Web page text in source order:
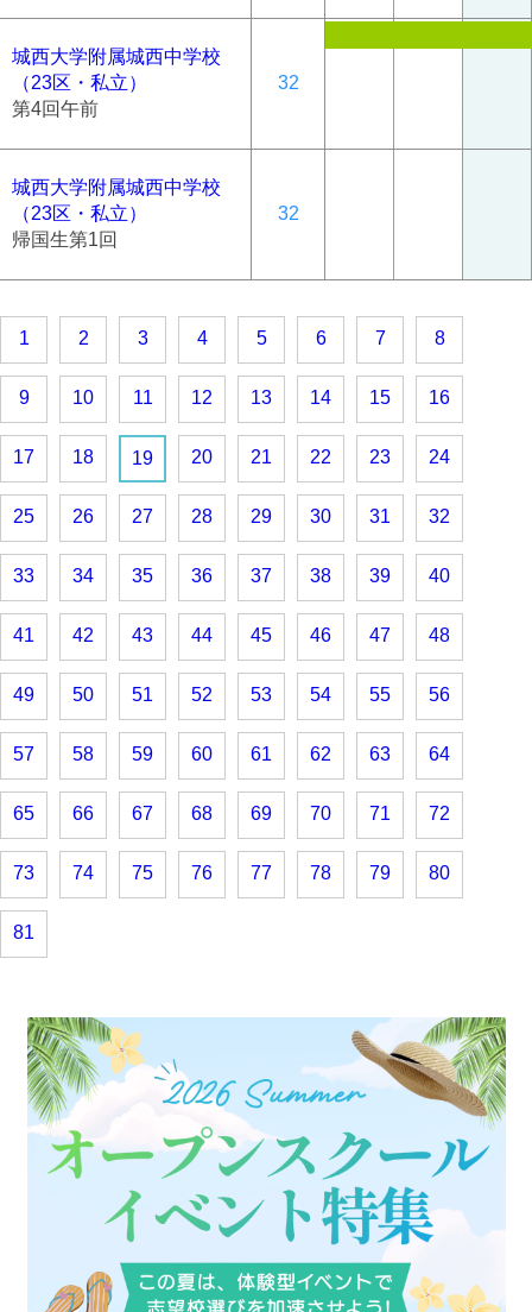
城西大学附属城西中学校
（23区・私立）
第4回午前
32
城西大学附属城西中学校
（23区・私立）
帰国生第1回
32
1 2 3 4 5 6 7 8
9 10 11 12 13 14 15 16
17 18 19 20 21 22 23 24
25 26 27 28 29 30 31 32
33 34 35 36 37 38 39 40
41 42 43 44 45 46 47 48
49 50 51 52 53 54 55 56
57 58 59 60 61 62 63 64
65 66 67 68 69 70 71 72
73 74 75 76 77 78 79 80
81